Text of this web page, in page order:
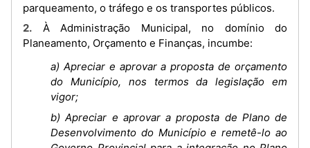
parqueamento, o tráfego e os transportes públicos.
2. À Administração Municipal, no domínio do
Planeamento, Orçamento e Finanças, incumbe:
a) Apreciar e aprovar a proposta de orçamento
do Município, nos termos da legislação em
vigor;
b) Apreciar e aprovar a proposta de Plano de
Desenvolvimento do Município e remetê-lo ao